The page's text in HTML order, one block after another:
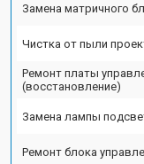
Замена матричного
Чистка от пыли
Ремонт платы
(восстановление)
Замена лампы
Ремонт блока